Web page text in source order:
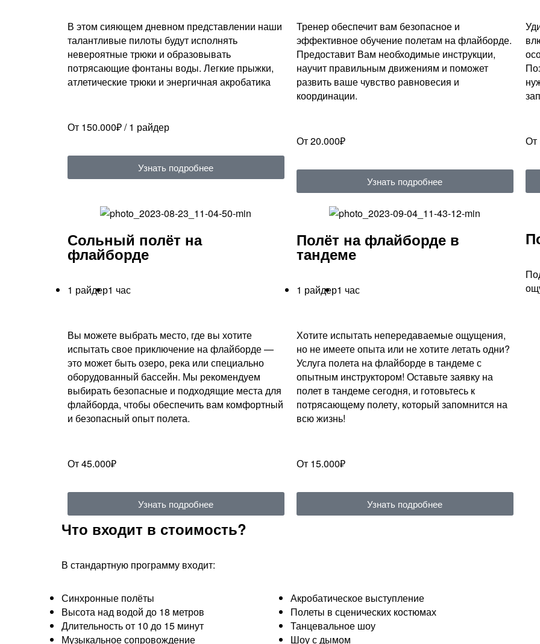
В этом сияющем дневном представлении наши
талантливые пилоты будут исполнять
невероятные трюки и образовывать
потрясающие фонтаны воды. Легкие прыжки,
атлетические трюки и энергичная акробатика
От 150.000₽ / 1 райдер
Узнать подробнее
Тренер обеспечит вам безопасное и
эффективное обучение полетам на флайборде.
Предоставит Вам необходимые инструкции,
научит правильным движениям и поможет
развить ваше чувство равновесия и
координации.
От 20.000₽
Узнать подробнее
От
Сольный полёт на
флайборде
1 райдер1 час
Вы можете выбрать место, где вы хотите
испытать свое приключение на флайборде —
это может быть озеро, река или специально
оборудованный бассейн. Мы рекомендуем
выбирать безопасные и подходящие места для
флайборда, чтобы обеспечить вам комфортный
и безопасный опыт полета.
От 45.000₽
Узнать подробнее
Полёт на флайборде в
тандеме
1 райдер1 час
Хотите испытать непередаваемые ощущения,
но не имеете опыта или не хотите летать одни?
Услуга полета на флайборде в тандеме с
опытным инструктором! Оставьте заявку на
полет в тандеме сегодня, и готовьтесь к
потрясающему полету, который запомнится на
всю жизнь!
От 15.000₽
Узнать подробнее
Что входит в стоимость?
В стандартную программу входит:
Синхронные полёты
Высота над водой до 18 метров
Длительность от 10 до 15 минут
Музыкальное сопровождение
Акробатическое выступление
Полеты в сценических костюмах
Танцевальное шоу
Шоу с дымом